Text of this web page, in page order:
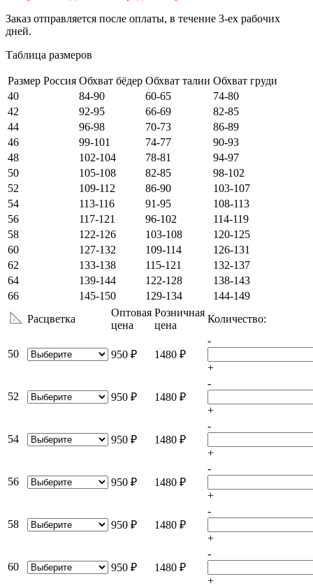
Заказ отправляется после оплаты, в течение 3-ех рабочих
дней.
Таблица размеров
Размер Россия Обхват бёдер Обхват талии Обхват груди
40
84-90 60-65
74-80
42
92-95 66-69
82-85
44
96-98 70-73
86-89
46
99-101 74-77
90-93
48
102-104 78-81
94-97
50
105-108 82-85
98-102
52
109-112 86-90
103-107
54
113-116 91-95
108-113
56
117-121 96-102
114-119
58
122-126 103-108
120-125
60
127-132 109-114
126-131
62
133-138 115-121
132-137
64
139-144 122-128
138-143
66
145-150 129-134
144-149
Расцветка
Оптовая
цена
Розничная
цена
Количество:
50 950 ₽ 1480 ₽
-
+
52 950 ₽ 1480 ₽
-
+
54 950 ₽ 1480 ₽
-
+
56 950 ₽ 1480 ₽
-
+
58 950 ₽ 1480 ₽
-
+
60 950 ₽ 1480 ₽
-
+